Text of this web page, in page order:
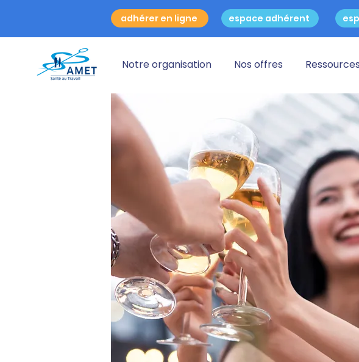
adhérer en ligne espace adhérent
Notre organisation Nos offres